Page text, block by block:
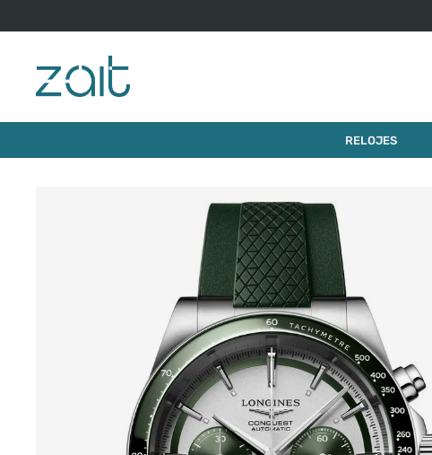
RELOJES
RELOJ LONGINES CONQUEST